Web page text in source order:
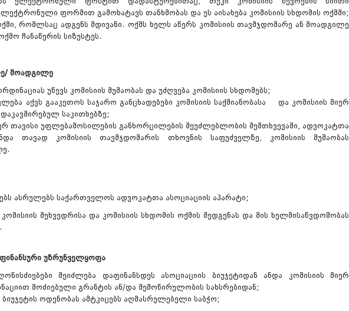
ფორმით გამოხატავს თანხმობას და ეს აისახება კომისიის სხდომის ოქმში;
რომლსაც ადგენს მდივანი. ოქმს ხელს აწერს კომისიის თავმჯდომარე ან მოადგილე
ჩანაწერის სიზუსტეს.
მოადგილე
უწევს კომისიის მუშაობას და უძღვება კომისიის სხდომებს;
აქვს გააკეთოს საჯარო განცხადებები კომისიის საქმიანობასა და კომისიის მიერ
საკითხებზე;
თავისი უფლებამოსილების განხორცილების შეუძლებლობის შემთხვევაში, ადვოკატთა
თავად კომისიის თავმჯდომარის თხოვნის საფუძველზე, კომისიის მუშაობას
ასრულებს საქართველოს ადვოკატთა ასოციაციის აპარატი;
შეხვედრისა და კომისიის სხდომის ოქმის შედგენას და მის ხელმისაწვდომობას
უზრუნველყოფა
შეიძლება დაფინანსდეს ასოციაციის ბიუჯეტიდან ანდა კომისიის მიერ
მოძიებული გრანტის ან/და შემოწირულობის სახსრებიდან;
ოდენობას ამტკიცებს აღმასრულებელი საბჭო;